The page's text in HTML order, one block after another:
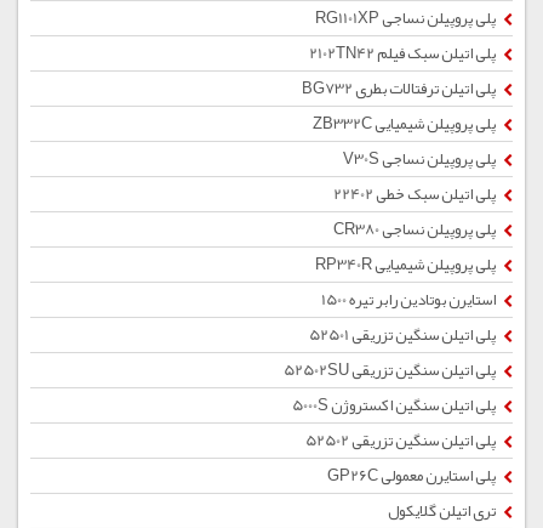
پلی پروپیلن نساجی RG1101XP
پلی اتیلن سبک فیلم 2102TN42
پلی اتیلن ترفتالات بطری BG732
پلی پروپیلن شیمیایی ZB332C
پلی پروپیلن نساجی V30S
پلی اتیلن سبک خطی 22402
پلی پروپیلن نساجی CR380
پلی پروپیلن شیمیایی RP340R
استایرن بوتادین رابر تیره 1500
پلی اتیلن سنگین تزریقی 52501
پلی اتیلن سنگین تزریقی 52502SU
پلی اتیلن سنگین اکستروژن 5000S
پلی اتیلن سنگین تزریقی 52502
پلی استایرن معمولی GP26C
تری اتیلن گلایکول